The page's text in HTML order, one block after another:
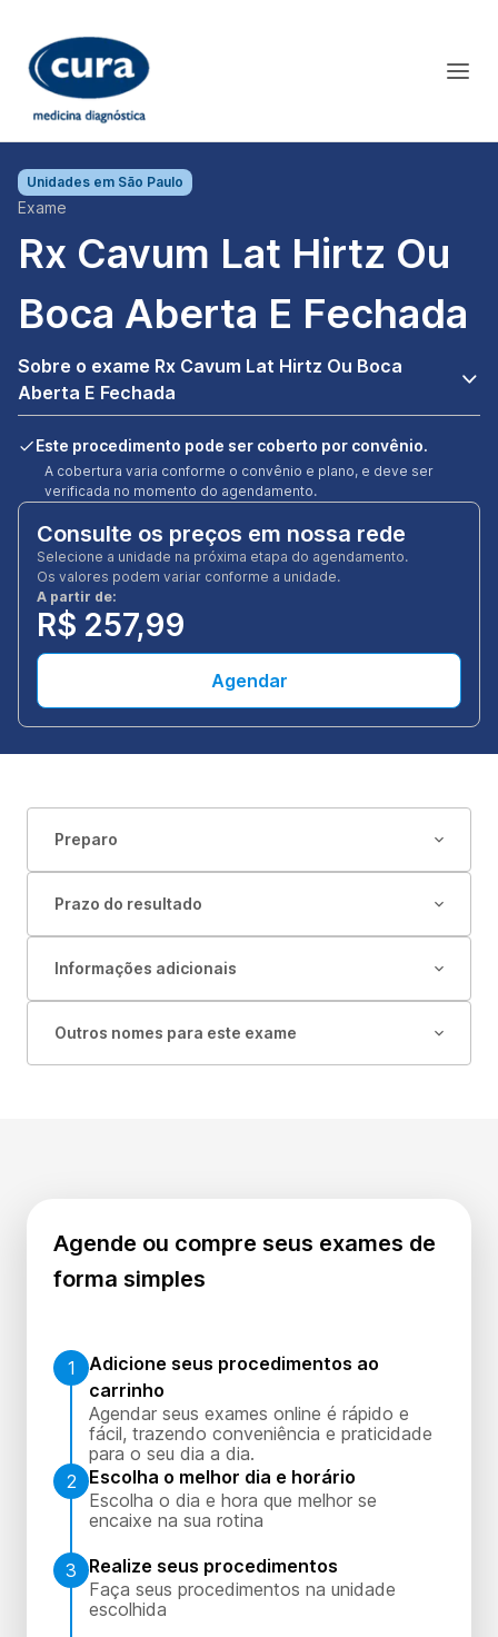
Unidades em São Paulo
Exame
Rx Cavum Lat Hirtz Ou
Boca Aberta E Fechada
Sobre o exame Rx Cavum Lat Hirtz Ou Boca
Aberta E Fechada
Este procedimento pode ser coberto por convênio.
A cobertura varia conforme o convênio e plano, e deve ser
verificada no momento do agendamento.
Consulte os preços em nossa rede
Selecione a unidade na próxima etapa do agendamento.
Os valores podem variar conforme a unidade.
A partir de:
R$ 257,99
Agendar
Preparo
Prazo do resultado
Informações adicionais
Outros nomes para este exame
Agende ou compre seus exames de
forma simples
1
Adicione seus procedimentos ao
carrinho
Agendar seus exames online é rápido e
fácil, trazendo conveniência e praticidade
para o seu dia a dia.
2
Escolha o melhor dia e horário
Escolha o dia e hora que melhor se
encaixe na sua rotina
3
Realize seus procedimentos
Faça seus procedimentos na unidade
escolhida